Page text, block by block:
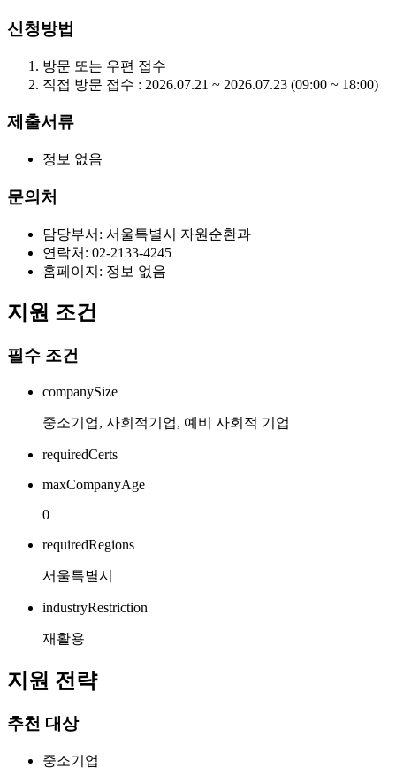
신청방법
방문 또는 우편 접수
직접 방문 접수 : 2026.07.21 ~ 2026.07.23 (09:00 ~ 18:00)
제출서류
정보 없음
문의처
담당부서: 서울특별시 자원순환과
연락처: 02-2133-4245
홈페이지: 정보 없음
지원 조건
필수 조건
companySize
중소기업, 사회적기업, 예비 사회적 기업
requiredCerts
maxCompanyAge
0
requiredRegions
서울특별시
industryRestriction
재활용
지원 전략
추천 대상
중소기업